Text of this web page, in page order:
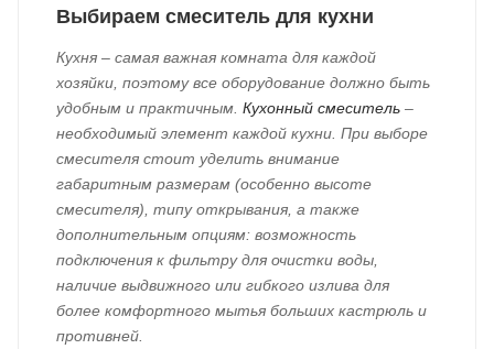
Выбираем смеситель для кухни
Кухня – самая важная комната для каждой
хозяйки, поэтому все оборудование должно быть
удобным и практичным.Кухонный смеситель –
необходимый элемент каждой кухни. При выборе
смесителя стоит уделить внимание
габаритным размерам (особенно высоте
смесителя), типу открывания, а также
дополнительным опциям: возможность
подключения к фильтру для очистки воды,
наличие выдвижного или гибкого излива для
более комфортного мытья больших кастрюль и
противней.